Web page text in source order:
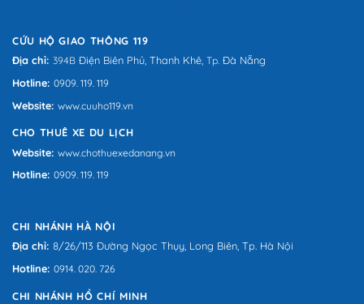
CỨU HỘ GIAO THÔNG 119
Địa chỉ: 394B Điện Biên Phủ, Thanh Khê, Tp. Đà Nẵng
Hotline: 0909. 119. 119
Website: www.cuuho119.vn
CHO THUÊ XE DU LỊCH
Website: www.chothuexedanang.vn
Hotline: 0909. 119. 119
CHI NHÁNH HÀ NỘI
Địa chỉ: 8/26/113 Đường Ngọc Thụy, Long Biên, Tp. Hà Nội
Hotline: 0914. 020. 726
CHI NHÁNH HỒ CHÍ MINH